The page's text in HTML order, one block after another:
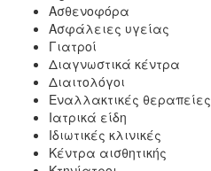
Ασθενοφόρα
Ασφάλειες υγείας
Γιατροί
Διαγνωστικά κέντρα
Διαιτολόγοι
Εναλλακτικές θεραπείες
Ιατρικά είδη
Ιδιωτικές κλινικές
Κέντρα αισθητικής